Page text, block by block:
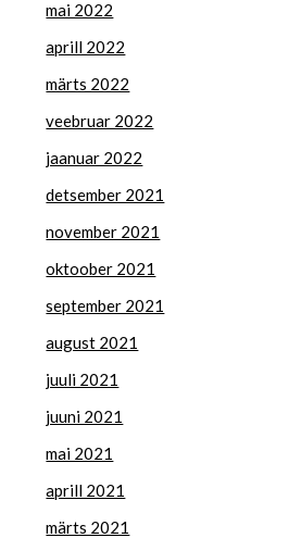
mai 2022
aprill 2022
märts 2022
veebruar 2022
jaanuar 2022
detsember 2021
november 2021
oktoober 2021
september 2021
august 2021
juuli 2021
juuni 2021
mai 2021
aprill 2021
märts 2021